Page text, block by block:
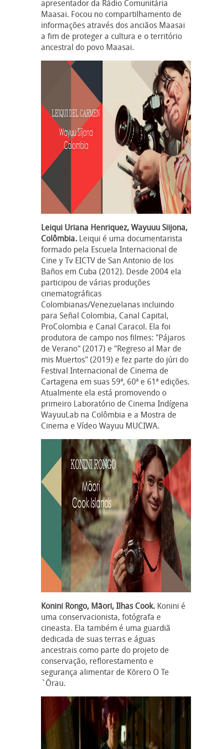
apresentador da Rádio Comunitária
Maasai. Focou no compartilhamento de
informações através dos anciãos Maasai
a fim de proteger a cultura e o território
ancestral do povo Maasai.
Leiqui Uriana Henriquez, Wayuuu Siijona,
Colômbia. Leiqui é uma documentarista
formado pela Escuela Internacional de
Cine y Tv EICTV de San Antonio de los
Baños em Cuba (2012). Desde 2004 ela
participou de várias produções
cinematográficas
Colombianas/Venezuelanas incluindo
para Señal Colombia, Canal Capital,
ProColombia e Canal Caracol. Ela foi
produtora de campo nos filmes: "Pájaros
de Verano" (2017) e "Regreso al Mar de
mis Muertos" (2019) e fez parte do júri do
Festival Internacional de Cinema de
Cartagena em suas 59ª, 60ª e 61ª edições.
Atualmente ela está promovendo o
primeiro Laboratório de Cinema Indígena
WayuuLab na Colômbia e a Mostra de
Cinema e Vídeo Wayuu MUCIWA.
Konini Rongo, Māori, Ilhas Cook. Konini é
uma conservacionista, fotógrafa e
cineasta. Ela também é uma guardiã
dedicada de suas terras e águas
ancestrais como parte do projeto de
conservação, reflorestamento e
segurança alimentar de Kōrero O Te
`Ōrau.